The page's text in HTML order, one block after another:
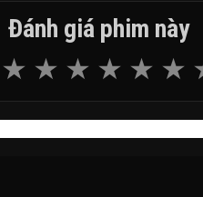
Đánh giá phim này